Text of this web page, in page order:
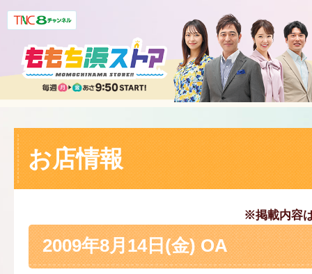
お店情報
※掲載内容
2009年8月14日(金) OA